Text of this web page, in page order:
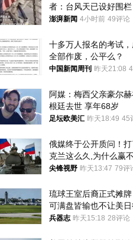
者：台风天已设好围栏
家四口翻入时保安曾喊
澎湃新闻 4小时前 49评论
十多万人报名的考试
全部作废，公平么？
中国新闻周刊 昨天21:08
阿媒：梅西父亲豪尔
根廷去世 享年68岁
足坛欧美汇 昨天18:49 45
俄媒终于公开质问！
克兰这么久,为什么赢不
答案令人沉默
尖锋视野 昨天13:47 79评
琉球王室后裔正式摊
可满盘皆输也不让美
逞，中国成关键
兵器志 昨天15:18 28评论